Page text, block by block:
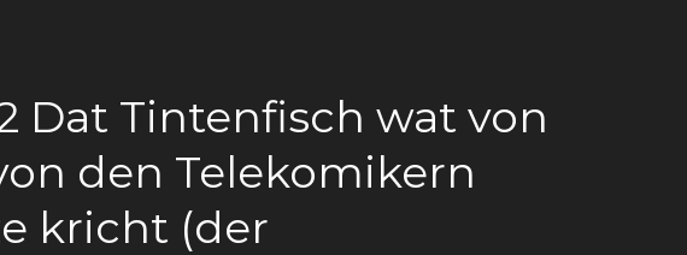
Dat Tintenfisch wat von
den Telekomikern
kricht (der